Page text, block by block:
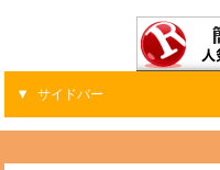
サイドバー